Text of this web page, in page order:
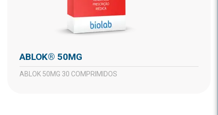
ABLOK® 50MG
ABLOK 50MG 30 COMPRIMIDOS